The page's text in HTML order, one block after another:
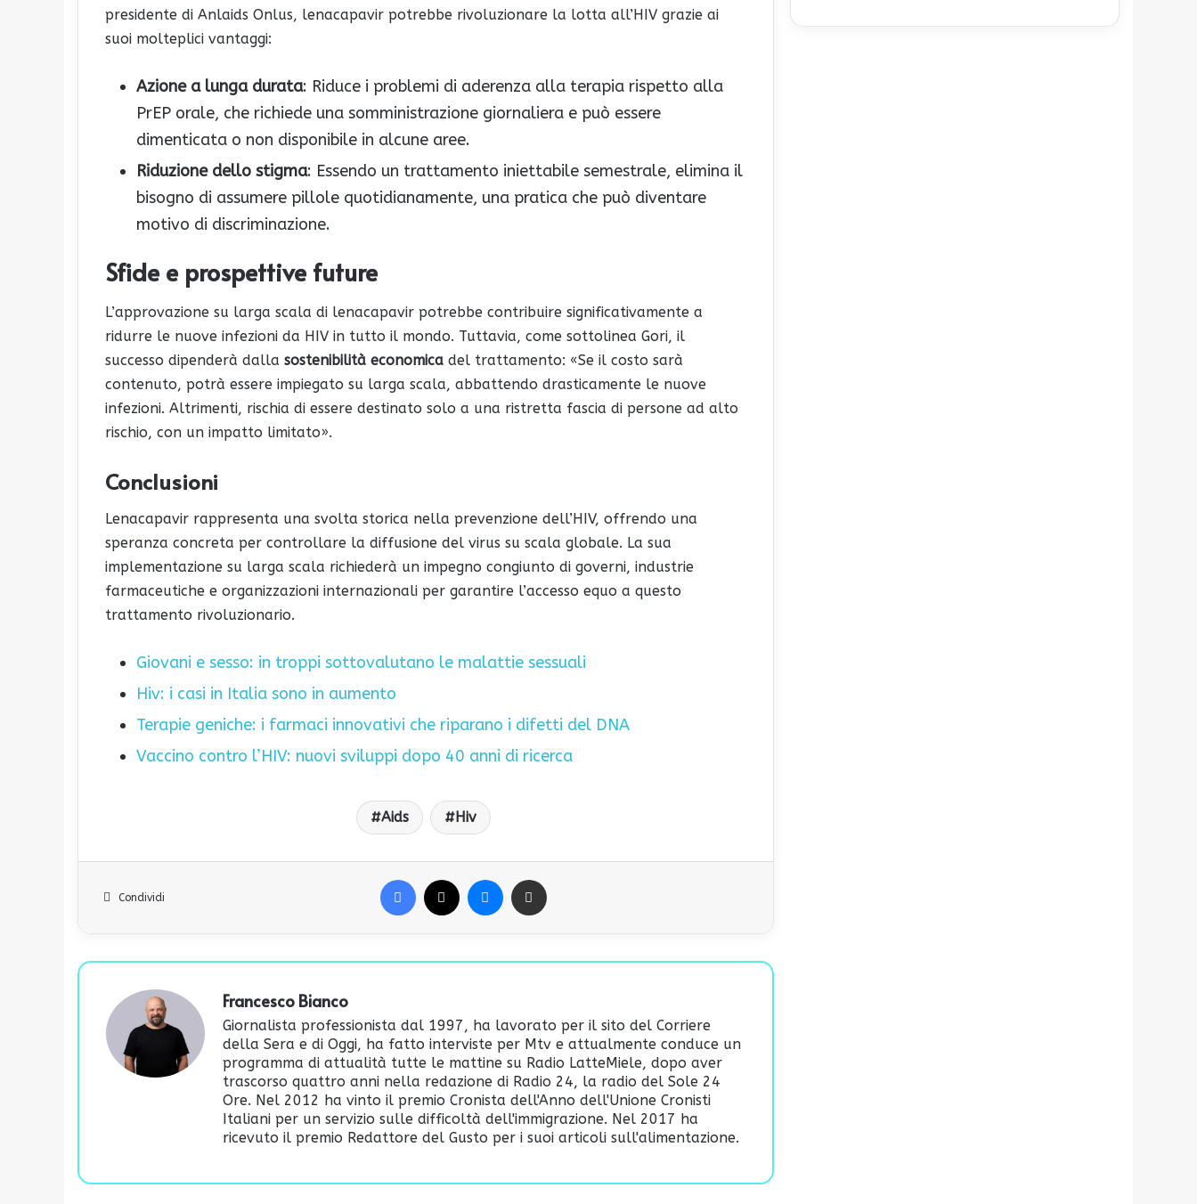
presidente di Anlaids Onlus, lenacapavir potrebbe rivoluzionare la lotta all’HIV grazie ai
suoi molteplici vantaggi:
Azione a lunga durata: Riduce i problemi di aderenza alla terapia rispetto alla
PrEP orale, che richiede una somministrazione giornaliera e può essere
dimenticata o non disponibile in alcune aree.
Riduzione dello stigma: Essendo un trattamento iniettabile semestrale, elimina il
bisogno di assumere pillole quotidianamente, una pratica che può diventare
motivo di discriminazione.
Sfide e prospettive future
L’approvazione su larga scala di lenacapavir potrebbe contribuire significativamente a
ridurre le nuove infezioni da HIV in tutto il mondo. Tuttavia, come sottolinea Gori, il
successo dipenderà dalla sostenibilità economica del trattamento: «Se il costo sarà
contenuto, potrà essere impiegato su larga scala, abbattendo drasticamente le nuove
infezioni. Altrimenti, rischia di essere destinato solo a una ristretta fascia di persone ad alto
rischio, con un impatto limitato».
Conclusioni
Lenacapavir rappresenta una svolta storica nella prevenzione dell’HIV, offrendo una
speranza concreta per controllare la diffusione del virus su scala globale. La sua
implementazione su larga scala richiederà un impegno congiunto di governi, industrie
farmaceutiche e organizzazioni internazionali per garantire l’accesso equo a questo
trattamento rivoluzionario.
Giovani e sesso: in troppi sottovalutano le malattie sessuali
Hiv: i casi in Italia sono in aumento
Terapie geniche: i farmaci innovativi che riparano i difetti del DNA
Vaccino contro l’HIV: nuovi sviluppi dopo 40 anni di ricerca
Aids Hiv
Condividi
Francesco Bianco
Giornalista professionista dal 1997, ha lavorato per il sito del Corriere
della Sera e di Oggi, ha fatto interviste per Mtv e attualmente conduce un
programma di attualità tutte le mattine su Radio LatteMiele, dopo aver
trascorso quattro anni nella redazione di Radio 24, la radio del Sole 24
Ore. Nel 2012 ha vinto il premio Cronista dell'Anno dell'Unione Cronisti
Italiani per un servizio sulle difficoltà dell'immigrazione. Nel 2017 ha
ricevuto il premio Redattore del Gusto per i suoi articoli sull'alimentazione.